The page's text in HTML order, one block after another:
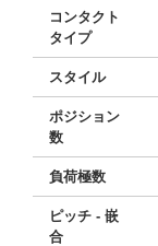
コンタクト
タイプ
スタイル
ポジション
数
負荷極数
ピッチ - 嵌
合